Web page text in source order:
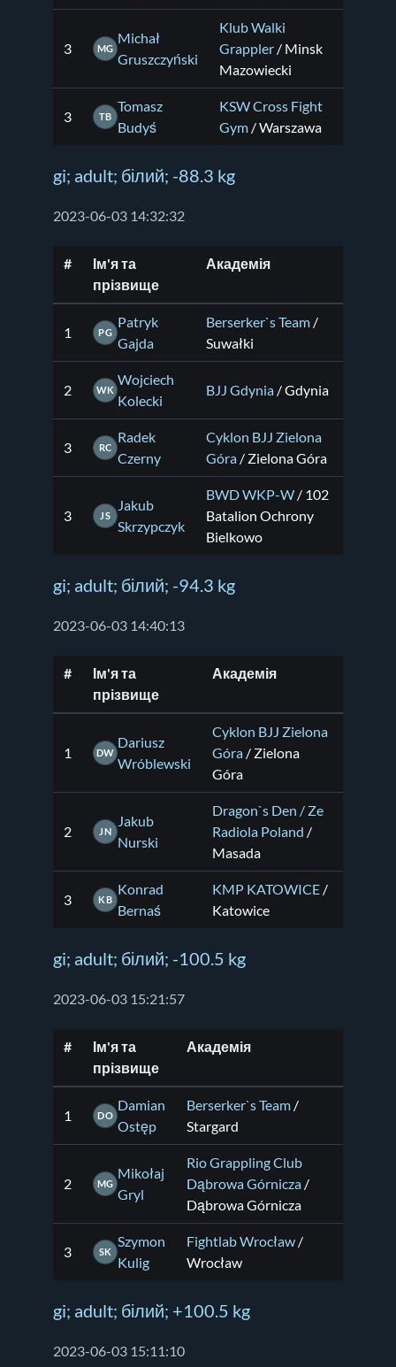
3 MG
Michał
Gruszczyński
Klub Walki
Grappler / Minsk
Mazowiecki
3 TB
Tomasz
Budyś
KSW Cross Fight
Gym / Warszawa
gi; adult; білий; -88.3 kg
2023-06-03 14:32:32
#
Ім'я та
прізвище
Академія
1 PG
Patryk
Gajda
Berserker`s Team /
Suwałki
2 WK
Wojciech
Kolecki
BJJ Gdynia / Gdynia
3 RC
Radek
Czerny
Cyklon BJJ Zielona
Góra / Zielona Góra
3 JS
Jakub
Skrzypczyk
BWD WKP-W / 102
Batalion Ochrony
Bielkowo
gi; adult; білий; -94.3 kg
2023-06-03 14:40:13
#
Ім'я та
прізвище
Академія
1 DW
Dariusz
Wróblewski
Cyklon BJJ Zielona
Góra / Zielona
Góra
2 JN
Jakub
Nurski
Dragon`s Den / Ze
Radiola Poland /
Masada
3 KB
Konrad
Bernaś
KMP KATOWICE /
Katowice
gi; adult; білий; -100.5 kg
2023-06-03 15:21:57
#
Ім'я та
прізвище
Академія
1 DO
Damian
Ostęp
Berserker`s Team /
Stargard
2 MG
Mikołaj
Gryl
Rio Grappling Club
Dąbrowa Górnicza /
Dąbrowa Górnicza
3 SK
Szymon
Kulig
Fightlab Wrocław /
Wrocław
gi; adult; білий; +100.5 kg
2023-06-03 15:11:10